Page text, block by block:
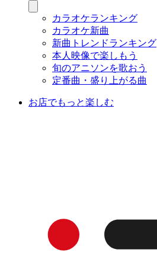
カラオケランキング
カラオケ新曲
新曲トレンドランキング
本人映像で楽しもう
旬のアニソンを歌おう
定番曲・盛り上がる曲
お店でもっと楽しむ